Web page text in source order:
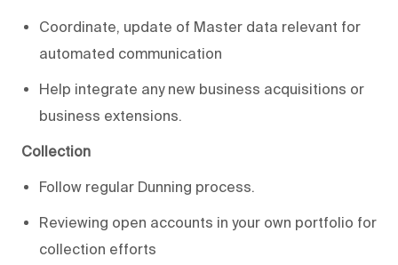
Coordinate, update of Master data relevant for
automated communication
Help integrate any new business acquisitions or
business extensions.
Collection
Follow regular Dunning process.
Reviewing open accounts in your own portfolio for
collection efforts